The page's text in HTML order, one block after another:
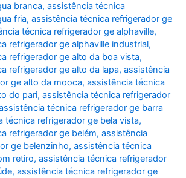
branca,assistência técnica
fria,assistência técnica refrigerador ge
técnica refrigerador ge alphaville,
refrigerador ge alphaville industrial,
refrigerador ge alto da boa vista,
refrigerador ge alto da lapa,assistência
ge alto da mooca,assistência técnica
do pari,assistência técnica refrigerador
técnica refrigerador ge barra
técnica refrigerador ge bela vista,
refrigerador ge belém,assistência
ge belenzinho,assistência técnica
retiro,assistência técnica refrigerador
,assistência técnica refrigerador ge